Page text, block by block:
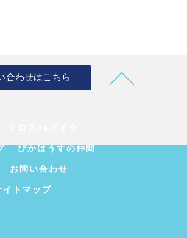
合わせはこちら
ぴかはうすの仲間
お問い合わせ
イトマップ